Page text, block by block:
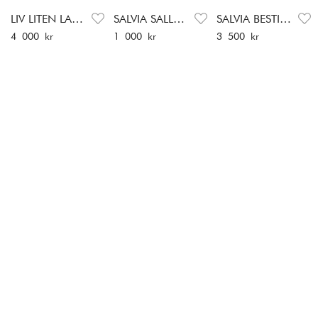
LIV LITEN LAMPA SEKUNDA
Pris:4 000 kr
4 000 kr
SALVIA SALLADSSET
Pris:1 000 kr
1 000 kr
SALVIA BESTICKSET
Pris:3 500 kr
3 500 kr